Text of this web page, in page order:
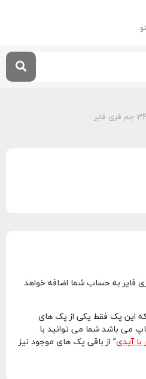
341 الماس فری فایر به حساب شما اضافه خواهد
این پک فقط یکی از پک های
می باشد شما می توانید با
با آیدی” از باقی پک های موجود نیز